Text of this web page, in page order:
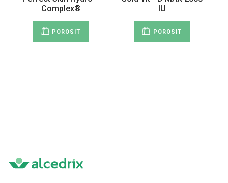
Complex®
POROSIT
IU
POROSIT